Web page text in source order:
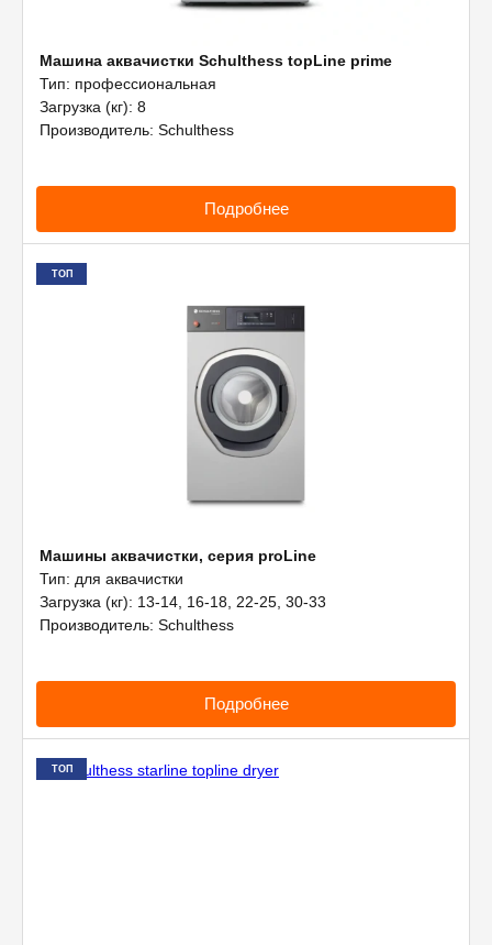
Машина аквачистки Schulthess topLine prime
Тип: профессиональная
Загрузка (кг): 8
Производитель: Schulthess
Подробнее
ТОП
Машины аквачистки, серия proLine
Тип: для аквачистки
Загрузка (кг): 13-14, 16-18, 22-25, 30-33
Производитель: Schulthess
Подробнее
ТОП